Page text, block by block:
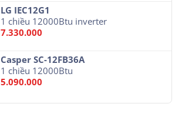
LG IEC12G1
1 chiều 12000Btu inverter
7.330.000
Casper SC-12FB36A
1 chiều 12000Btu
5.090.000